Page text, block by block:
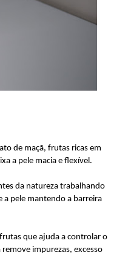
de maçã, frutas ricas em
a pele macia e flexível.
da natureza trabalhando
a pele mantendo a barreira
que ajuda a controlar o
impurezas, excesso